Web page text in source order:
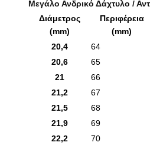
Μεγάλο Ανδρικό Δάχτυλο /
Διάμετρος
(mm)
Περιφέρεια
(mm)
20,4
64
20,6
65
21
66
21,2
67
21,5
68
21,9
69
22,2
70